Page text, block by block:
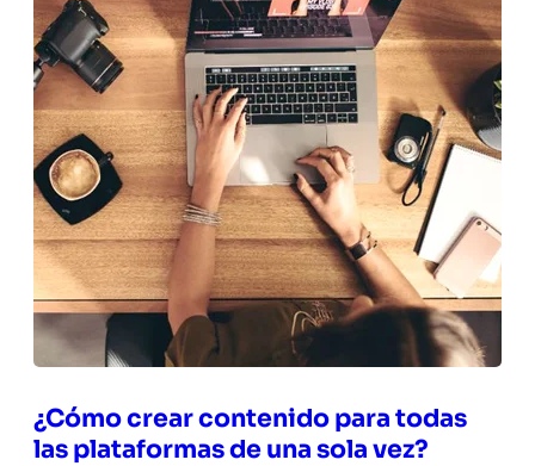
¿Cómo crear contenido para todas
las plataformas de una sola vez?